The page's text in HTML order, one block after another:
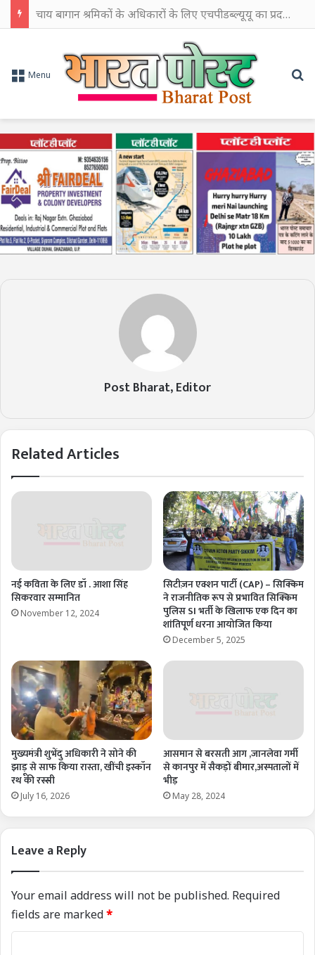
चाय बागान श्रमिकों के अधिकारों के लिए एचपीडब्ल्यूयू का प्रदर्शन, सरकार से हस्तक्षेप की मांग
Menu
Post Bharat, Editor
Related Articles
नई कविता के लिए डॉ . आशा सिंह
सिकरवार सम्मानित
November 12, 2024
सिटीज़न एक्शन पार्टी (CAP) – सिक्किम
ने राजनीतिक रूप से प्रभावित सिक्किम
पुलिस SI भर्ती के खिलाफ एक दिन का
शांतिपूर्ण धरना आयोजित किया
December 5, 2025
मुख्यमंत्री शुभेंदु अधिकारी ने सोने की
झाड़ू से साफ किया रास्ता, खींची इस्कॉन
रथ की रस्सी
July 16, 2026
आसमान से बरसती आग ,जानलेवा गर्मी
से कानपुर में सैकड़ों बीमार,अस्पतालों में
भीड़
May 28, 2024
Leave a Reply
Your email address will not be published. Required
fields are marked*